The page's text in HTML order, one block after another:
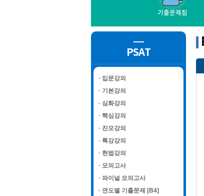
기출문제집
PSAT
· 입문강의
· 기본강의
· 심화강의
· 핵심강의
· 진모강의
· 특강강의
· 헌법강의
· 모의고사
· 파이널 모의고사
· 연도별 기출문제 [B4]